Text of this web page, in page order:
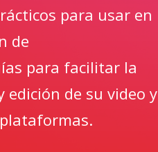
para usar en
de
para facilitar la
edición de su video y